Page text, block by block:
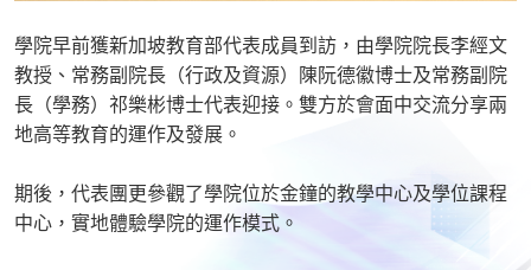
學院早前獲新加坡教育部代表成員到訪，由學院院長李經文
教授、常務副院長（行政及資源）陳阮德徽博士及常務副院
長（學務）祁樂彬博士代表迎接。雙方於會面中交流分享兩
地高等教育的運作及發展。
期後，代表團更參觀了學院位於金鐘的教學中心及學位課程
中心，實地體驗學院的運作模式。